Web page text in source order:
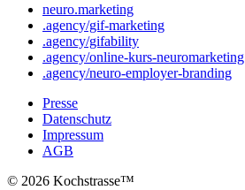
neuro.marketing
.agency/gif-marketing
.agency/gifability
.agency/online-kurs-neuromarketing
.agency/neuro-employer-branding
Presse
Datenschutz
Impressum
AGB
© 2026 Kochstrasse™